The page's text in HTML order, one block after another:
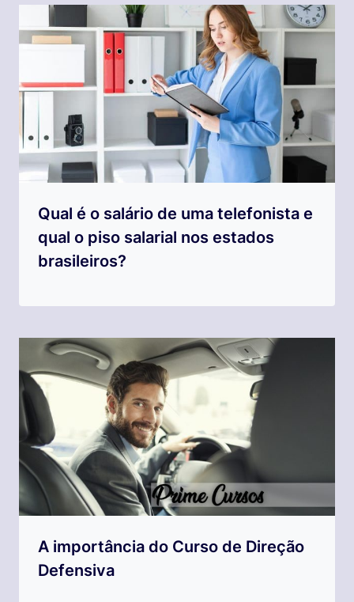
Qual é o salário de uma telefonista e
qual o piso salarial nos estados
brasileiros?
A importância do Curso de Direção
Defensiva